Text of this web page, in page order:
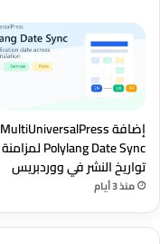
إضافة MultiUniversalPress
Polylang Date Sync لمزامنة
تواريخ النشر في ووردبريس
منذ 3 أيام